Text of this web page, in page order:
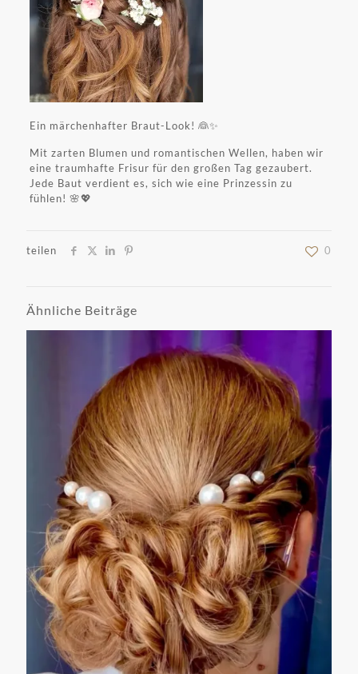
Ein märchenhafter Braut-Look! 👰✨️
Mit zarten Blumen und romantischen Wellen, haben wir
eine traumhafte Frisur für den großen Tag gezaubert.
Jede Baut verdient es, sich wie eine Prinzessin zu
fühlen! 🌸💖
teilen 0
Ähnliche Beiträge